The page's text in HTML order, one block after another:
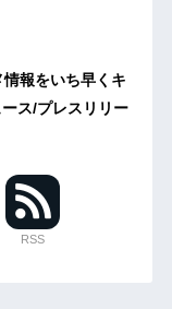
報をいち早くキ
ス/プレスリリー
RSS